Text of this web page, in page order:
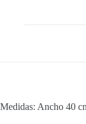
Medidas: Ancho 40